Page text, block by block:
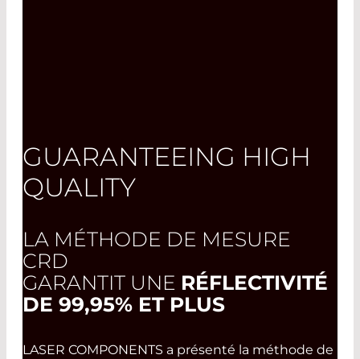
GUARANTEEING HIGH
QUALITY
LA MÉTHODE DE MESURE
CRD
GARANTIT UNE RÉFLECTIVITÉ
DE 99,95% ET PLUS
LASER COMPONENTS a présenté la méthode de